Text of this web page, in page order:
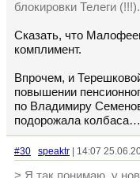
блокировки Телеги (!!!).
Сказать, что
комплимент.
Впрочем, и
повышении
по Владимиру
подорожала
#30 speaktr | 14:07